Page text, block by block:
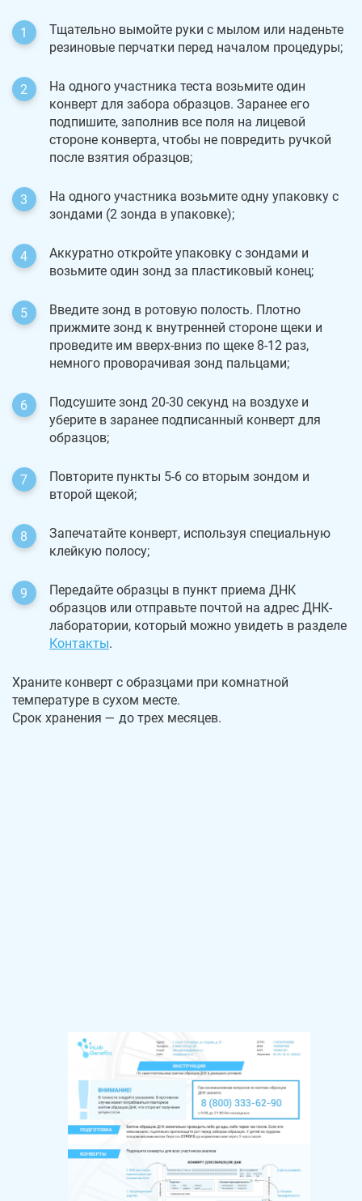
Тщательно вымойте руки с мылом или наденьте
резиновые перчатки перед началом процедуры;
На одного участника теста возьмите один
конверт для забора образцов. Заранее его
подпишите, заполнив все поля на лицевой
стороне конверта, чтобы не повредить ручкой
после взятия образцов;
На одного участника возьмите одну упаковку с
зондами (2 зонда в упаковке);
Аккуратно откройте упаковку с зондами и
возьмите один зонд за пластиковый конец;
Введите зонд в ротовую полость. Плотно
прижмите зонд к внутренней стороне щеки и
проведите им вверх-вниз по щеке 8-12 раз,
немного проворачивая зонд пальцами;
Подсушите зонд 20-30 секунд на воздухе и
уберите в заранее подписанный конверт для
образцов;
Повторите пункты 5-6 со вторым зондом и
второй щекой;
Запечатайте конверт, используя специальную
клейкую полосу;
Передайте образцы в пункт приема ДНК
образцов или отправьте почтой на адрес ДНК-
лаборатории, который можно увидеть в разделе
Контакты.
Храните конверт с образцами при комнатной
температуре в сухом месте.
Срок хранения — до трех месяцев.